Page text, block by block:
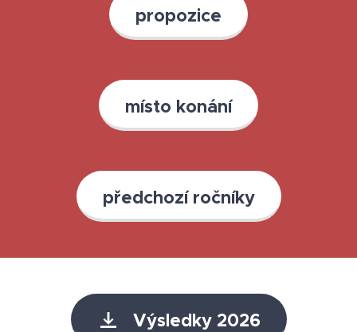
propozice
místo konání
předchozí ročníky
Výsledky 2026